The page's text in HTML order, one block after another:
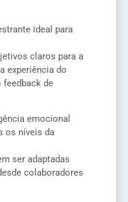
ideal para
claros para a
experiência do
feedback de
emocional
os níveis da
ser adaptadas
colaboradores